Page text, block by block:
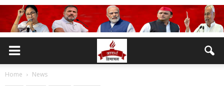
Home News